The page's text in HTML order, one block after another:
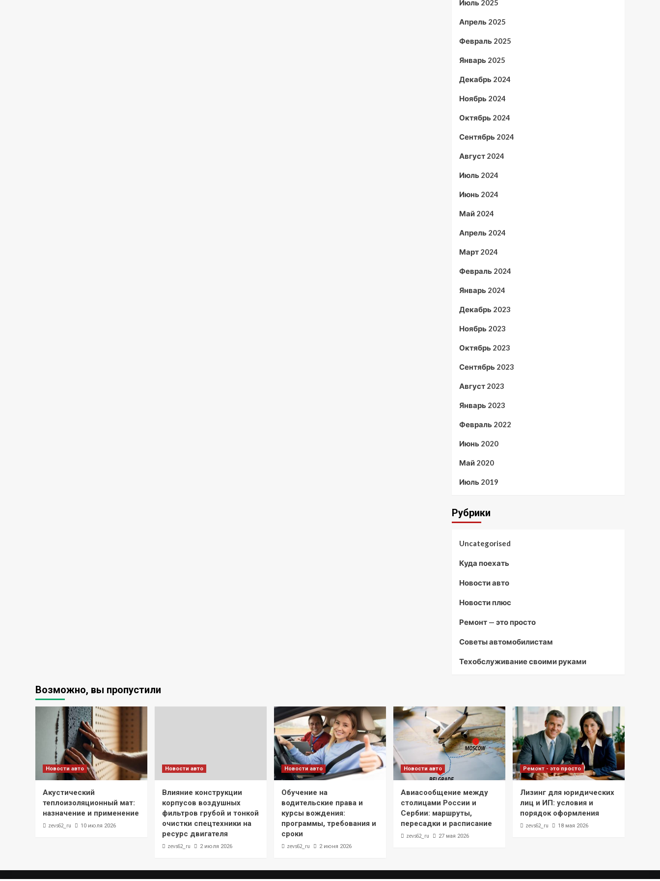
Июль 2025
Апрель 2025
Февраль 2025
Январь 2025
Декабрь 2024
Ноябрь 2024
Октябрь 2024
Сентябрь 2024
Август 2024
Июль 2024
Июнь 2024
Май 2024
Апрель 2024
Март 2024
Февраль 2024
Январь 2024
Декабрь 2023
Ноябрь 2023
Октябрь 2023
Сентябрь 2023
Август 2023
Январь 2023
Февраль 2022
Июнь 2020
Май 2020
Июль 2019
Рубрики
Uncategorised
Куда поехать
Новости авто
Новости плюс
Ремонт — это просто
Советы автомобилистам
Техобслуживание своими руками
Возможно, вы пропустили
Новости авто
Акустический
теплоизоляционный мат:
назначение и применение
zevs62_ru 10 июля 2026
Новости авто
Влияние конструкции
корпусов воздушных
фильтров грубой и тонкой
очистки спецтехники на
ресурс двигателя
zevs62_ru 2 июля 2026
Новости авто
Обучение на
водительские права и
курсы вождения:
программы, требования и
сроки
zevs62_ru 2 июня 2026
Новости авто
Авиасообщение между
столицами России и
Сербии: маршруты,
пересадки и расписание
zevs62_ru 27 мая 2026
Ремонт - это просто
Лизинг для юридических
лиц и ИП: условия и
порядок оформления
zevs62_ru 18 мая 2026